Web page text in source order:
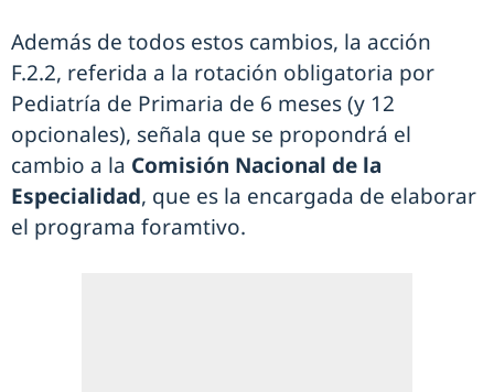
Además de todos estos cambios, la acción
F.2.2, referida a la rotación obligatoria por
Pediatría de Primaria de 6 meses (y 12
opcionales), señala que se propondrá el
cambio a la Comisión Nacional de la
Especialidad, que es la encargada de elaborar
el programa foramtivo.